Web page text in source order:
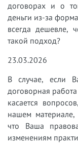
договорах и о
деньги из-за
всегда дешевле,
такой подход?
23.03.2026
В случае, если
договорная
касается
нашем материале,
что Ваша
изменениям